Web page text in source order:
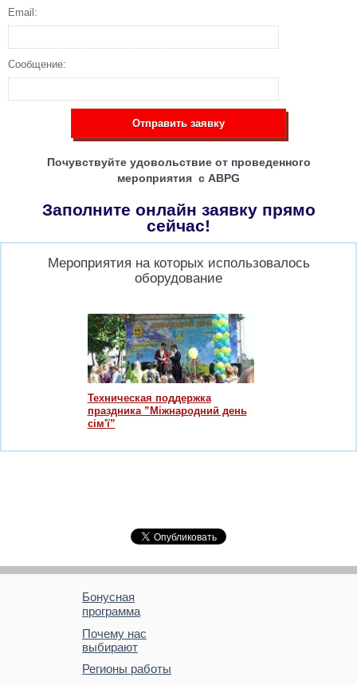
Email:
Сообщение:
Отправить заявку
Почувствуйте удовольствие от проведенного
мероприятия с ABPG
Заполните онлайн заявку прямо
сейчас!
Мероприятия на которых использовалось
оборудование
Техническая поддержка
праздника ”Міжнародний день
сім'ї”
Бонусная
программа
Почему нас
выбирают
Регионы работы